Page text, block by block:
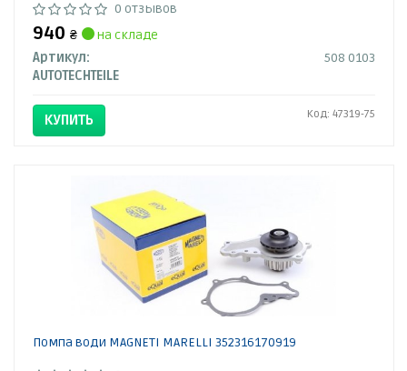
0 отзывов
940 ₴
на складе
Артикул:
508 0103
AUTOTECHTEILE
КУПИТЬ Код: 47319-75
Помпа води MAGNETI MARELLI 352316170919